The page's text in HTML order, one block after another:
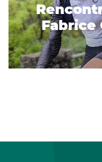
Fabrice